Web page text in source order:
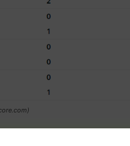
i Dorados de Sinaloa